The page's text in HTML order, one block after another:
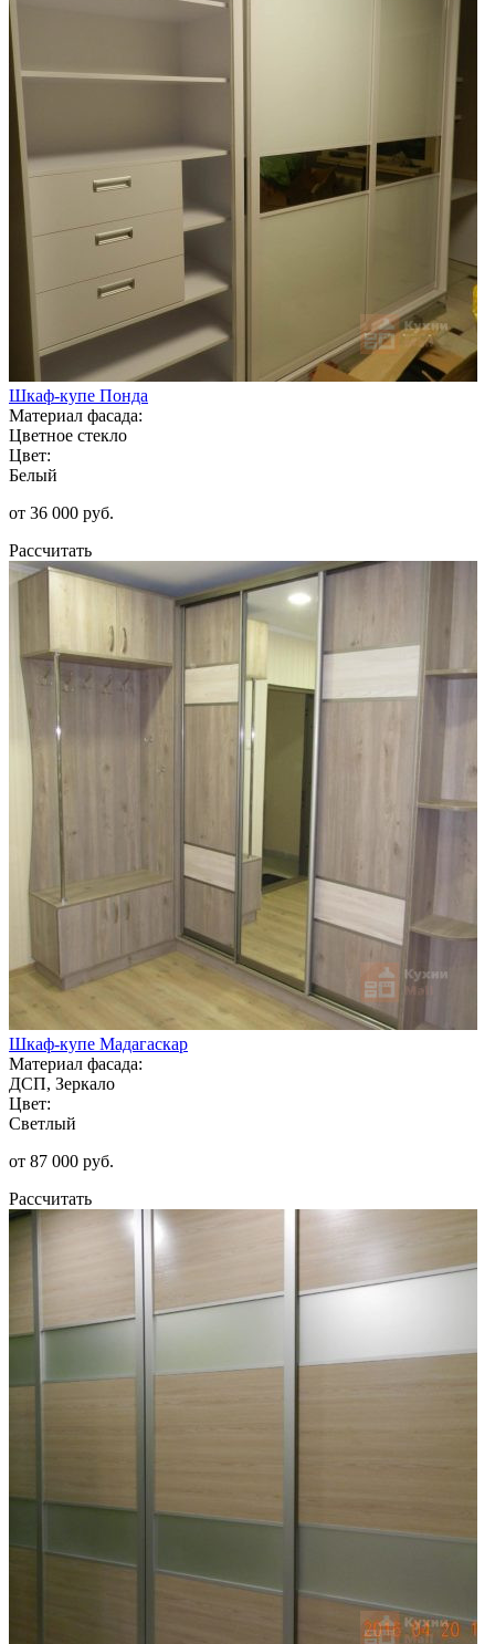
Шкаф-купе Понда
Материал фасада:
Цветное стекло
Цвет:
Белый
от 36 000 руб.
Рассчитать
Шкаф-купе Мадагаскар
Материал фасада:
ДСП, Зеркало
Цвет:
Светлый
от 87 000 руб.
Рассчитать